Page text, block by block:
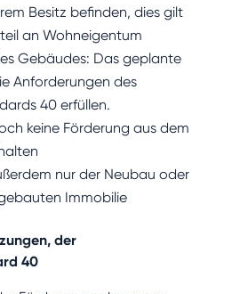
Besitz befinden, dies gilt
an Wohneigentum
Gebäudes: Das geplante
Anforderungen des
40 erfüllen.
keine Förderung aus dem
nur der Neubau oder
Immobilie
der
40